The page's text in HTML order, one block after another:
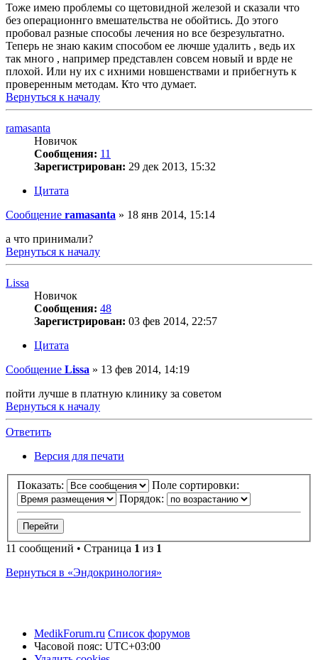
Тоже имею проблемы со щетовидной железой и сказали что
без операционнго вмешательства не обойтись. До этого
пробовал разные способы лечения но все безрезультатно.
Теперь не знаю каким способом ее лючше удалить , ведь их
так много , например представлен совсем новый и врде не
плохой. Или ну их с ихними новшенствами и прибегнуть к
проверенным методам. Кто что думает.
Вернуться к началу
ramasanta
Новичок
Сообщения: 11
Зарегистрирован: 29 дек 2013, 15:32
Цитата
Сообщение ramasanta » 18 янв 2014, 15:14
а что принимали?
Вернуться к началу
Lissa
Новичок
Сообщения: 48
Зарегистрирован: 03 фев 2014, 22:57
Цитата
Сообщение Lissa » 13 фев 2014, 14:19
пойти лучше в платную клинику за советом
Вернуться к началу
Ответить
Версия для печати
Показать:
Поле сортировки:
Порядок:
11 сообщений • Страница 1 из 1
Вернуться в «Эндокринология»
MedikForum.ru Список форумов
Часовой пояс: UTC+03:00